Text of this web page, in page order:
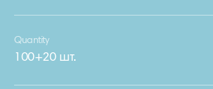
Quantity
100+20 шт.